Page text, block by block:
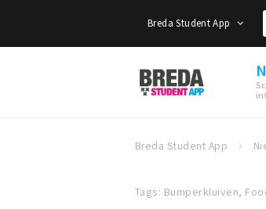
Breda Student App
Breda
Student
Breda Student App
Tags: Bumperkluiven,